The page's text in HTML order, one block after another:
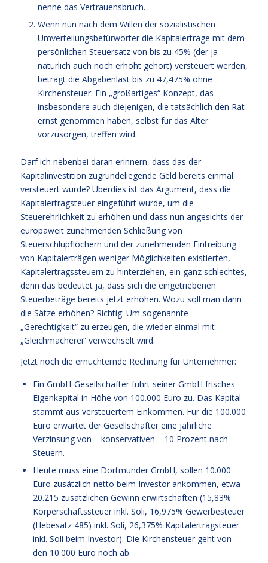
nenne das Vertrauensbruch.
Wenn nun nach dem Willen der sozialistischen
Umverteilungsbefürworter die Kapitalerträge mit dem
persönlichen Steuersatz von bis zu 45% (der ja
natürlich auch noch erhöht gehört) versteuert werden,
beträgt die Abgabenlast bis zu 47,475% ohne
Kirchensteuer. Ein „großartiges“ Konzept, das
insbesondere auch diejenigen, die tatsächlich den Rat
ernst genommen haben, selbst für das Alter
vorzusorgen, treffen wird.
Darf ich nebenbei daran erinnern, dass das der
Kapitalinvestition zugrundeliegende Geld bereits einmal
versteuert wurde? Überdies ist das Argument, dass die
Kapitalertragsteuer eingeführt wurde, um die
Steuerehrlichkeit zu erhöhen und dass nun angesichts der
europaweit zunehmenden Schließung von
Steuerschlupflöchern und der zunehmenden Eintreibung
von Kapitalerträgen weniger Möglichkeiten existierten,
Kapitalertragssteuern zu hinterziehen, ein ganz schlechtes,
denn das bedeutet ja, dass sich die eingetriebenen
Steuerbeträge bereits jetzt erhöhen. Wozu soll man dann
die Sätze erhöhen? Richtig: Um sogenannte
„Gerechtigkeit“ zu erzeugen, die wieder einmal mit
„Gleichmacherei“ verwechselt wird.
Jetzt noch die ernüchternde Rechnung für Unternehmer:
Ein GmbH-Gesellschafter führt seiner GmbH frisches
Eigenkapital in Höhe von 100.000 Euro zu. Das Kapital
stammt aus versteuertem Einkommen. Für die 100.000
Euro erwartet der Gesellschafter eine jährliche
Verzinsung von – konservativen – 10 Prozent nach
Steuern.
Heute muss eine Dortmunder GmbH, sollen 10.000
Euro zusätzlich netto beim Investor ankommen, etwa
20.215 zusätzlichen Gewinn erwirtschaften (15,83%
Körperschaftssteuer inkl. Soli, 16,975% Gewerbesteuer
(Hebesatz 485) inkl. Soli, 26,375% Kapitalertragsteuer
inkl. Soli beim Investor). Die Kirchensteuer geht von
den 10.000 Euro noch ab.